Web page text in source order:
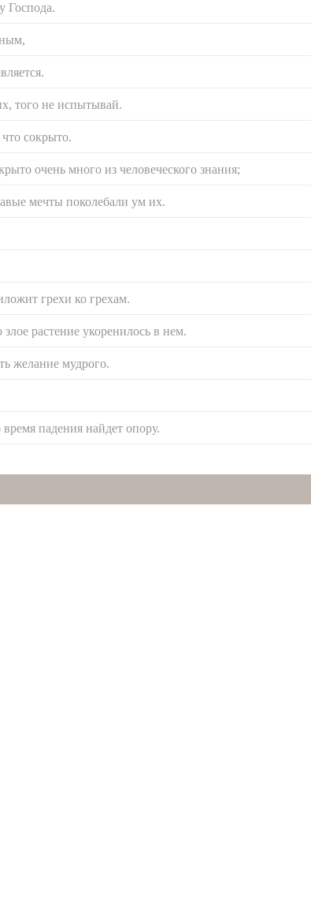
Господа.
того не испытывай.
сокрыто.
очень много из человеческого знания;
мечты поколебали ум их.
грехи ко грехам.
растение укоренилось в нем.
желание мудрого.
падения найдет опору.